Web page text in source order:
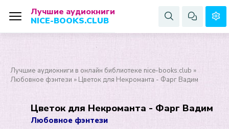
Лучшие аудиокниги
NICE-BOOKS.CLUB
Лучшие аудиокниги в онлайн библиотеке nice-books.club »
Любовное фэнтези » Цветок для Некроманта - Фарг Вадим
Цветок для Некроманта - Фарг Вадим
Любовное фэнтези